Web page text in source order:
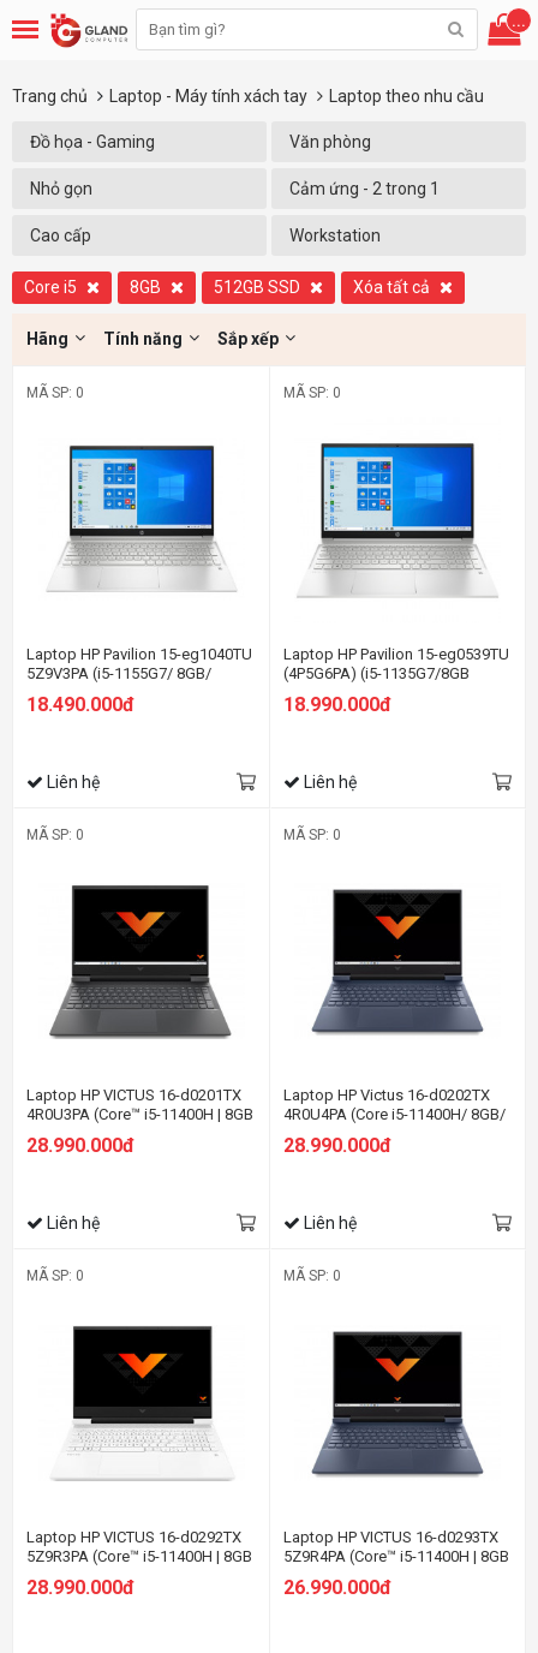
...
Trang chủ Laptop - Máy tính xách tay Laptop theo nhu cầu
Đồ họa - Gaming Văn phòng
Nhỏ gọn Cảm ứng - 2 trong 1
Cao cấp Workstation
Core i5 8GB 512GB SSD Xóa tất cả
Hãng Tính năng Sắp xếp
MÃ SP: 0
Laptop HP Pavilion 15-eg1040TU
5Z9V3PA (i5-1155G7/ 8GB/
Win11/ Bạc)
18.490.000đ
Liên hệ
MÃ SP: 0
Laptop HP Pavilion 15-eg0539TU
(4P5G6PA) (i5-1135G7/8GB
FHD/Win11/Bạc)
18.990.000đ
Liên hệ
MÃ SP: 0
Laptop HP VICTUS 16-d0201TX
4R0U3PA (Core™ i5-11400H | 8GB
| 512GB + 32GB | RTX 3050 Ti 4GB
| 16.1 inch FHD | Win 11 | Đen)
28.990.000đ
Liên hệ
MÃ SP: 0
Laptop HP Victus 16-d0202TX
4R0U4PA (Core i5-11400H/ 8GB/
512GB + 32GB/ RTX 3050Ti/ 16.1
FHD, 144Hz/ Win11)
28.990.000đ
Liên hệ
MÃ SP: 0
Laptop HP VICTUS 16-d0292TX
5Z9R3PA (Core™ i5-11400H | 8GB
inch FHD | Win 11 | Bạc)
28.990.000đ
MÃ SP: 0
Laptop HP VICTUS 16-d0293TX
5Z9R4PA (Core™ i5-11400H | 8GB
inch FHD | Win 11 | Xanh)
26.990.000đ